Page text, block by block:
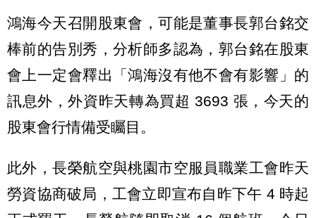
鴻海今天召開股東會，可能是董事長郭台銘交
棒前的告別秀，分析師多認為，郭台銘在股東
會上一定會釋出「鴻海沒有他不會有影響」的
訊息外，外資昨天轉為買超 3693 張，今天的
股東會行情備受矚目。
此外，長榮航空與桃園市空服員職業工會昨天
勞資協商破局，工會立即宣布自昨下午 4 時起